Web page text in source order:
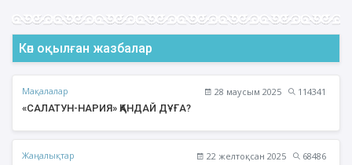
Көп оқылған жазбалар
Мақалалар 28 маусым 2025
114341
«САЛАТУН-НАРИЯ» ҚАНДАЙ ДҰҒА?
Жаңалықтар 22 желтоқсан 2025
68486